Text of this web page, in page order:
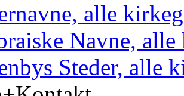
alle
Navne,
Steder, alle